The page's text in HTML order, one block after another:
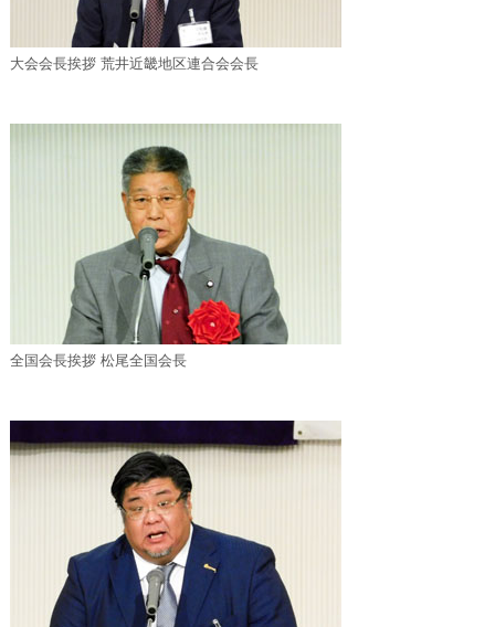
大会会長挨拶 荒井近畿地区連合会会長
全国会長挨拶 松尾全国会長